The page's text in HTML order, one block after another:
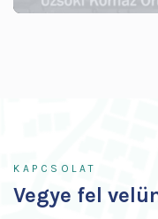
KAPCSOLAT
KAPCSOLAT
Vegye fel